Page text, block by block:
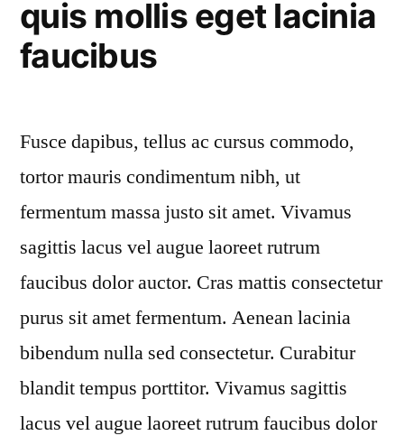
quis mollis eget lacinia
faucibus
Fusce dapibus, tellus ac cursus commodo,
tortor mauris condimentum nibh, ut
fermentum massa justo sit amet. Vivamus
sagittis lacus vel augue laoreet rutrum
faucibus dolor auctor. Cras mattis consectetur
purus sit amet fermentum. Aenean lacinia
bibendum nulla sed consectetur. Curabitur
blandit tempus porttitor. Vivamus sagittis
lacus vel augue laoreet rutrum faucibus dolor